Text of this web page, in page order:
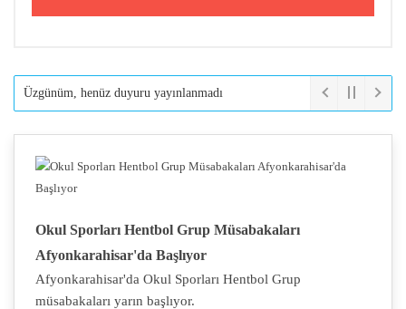
Üzgünüm, henüz duyuru yayınlanmadı
Okul Sporları Hentbol Grup Müsabakaları
Afyonkarahisar'da Başlıyor
Afyonkarahisar'da Okul Sporları Hentbol Grup
müsabakaları yarın başlıyor.